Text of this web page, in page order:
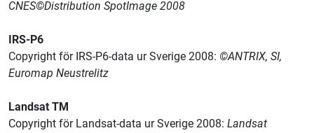
CNES©Distribution SpotImage 2008
IRS-P6
Copyright för IRS-P6-data ur Sverige 2008: ©ANTRIX, SI,
Euromap Neustrelitz
Landsat TM
Copyright för Landsat-data ur Sverige 2008: Landsat